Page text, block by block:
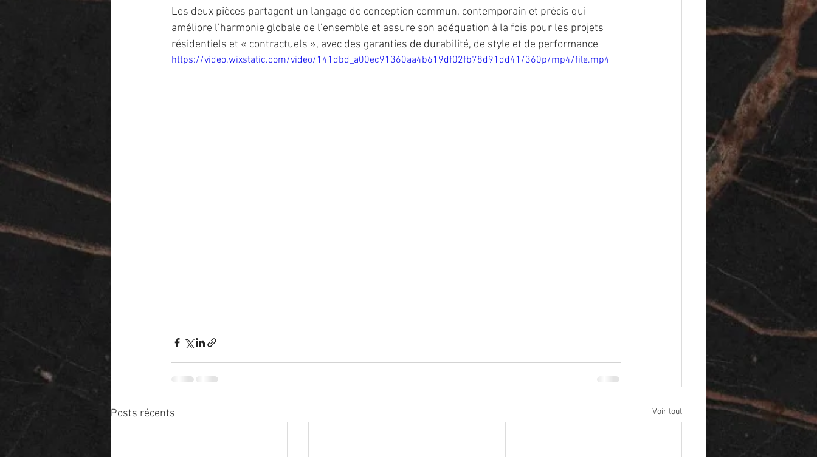
Les deux pièces partagent un langage de conception commun, contemporain et précis qui
améliore l’harmonie globale de l’ensemble et assure son adéquation à la fois pour les projets
résidentiels et « contractuels », avec des garanties de durabilité, de style et de performance
https://video.wixstatic.com/video/141dbd_a00ec91360aa4b619df02fb78d91dd41/360p/mp4/file.mp4
Posts récents Voir tout